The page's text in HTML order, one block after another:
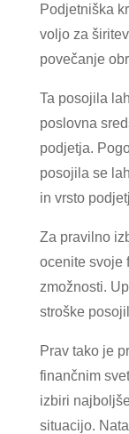
Podjetniška
voljo za
povečanje
Ta posojila
poslovna
podjetja.
posojila se
in vrsto
Za pravilno
ocenite svoje
zmožnosti.
stroške
Prav tako je
finančnim
izbiri
situacijo.